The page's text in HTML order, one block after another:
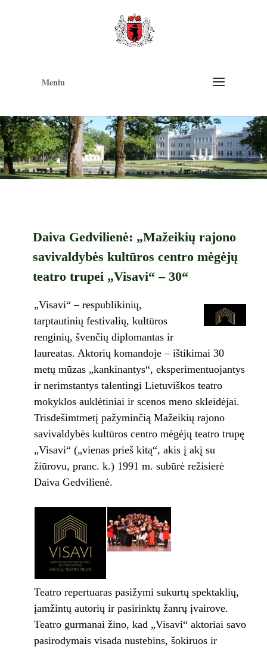
Meniu
Daiva Gedvilienė: „Mažeikių rajono
savivaldybės kultūros centro mėgėjų
teatro trupei „Visavi“ – 30“
„Visavi“ – respublikinių,
tarptautinių festivalių, kultūros
renginių, švenčių diplomantas ir
laureatas. Aktorių komandoje – ištikimai 30
metų mūzas „kankinantys“, eksperimentuojantys
ir nerimstantys talentingi Lietuviškos teatro
mokyklos auklėtiniai ir scenos meno skleidėjai.
Trisdešimtmetį pažyminčią Mažeikių rajono
savivaldybės kultūros centro mėgėjų teatro trupę
„Visavi“ („vienas prieš kitą“, akis į akį su
žiūrovu, pranc. k.) 1991 m. subūrė režisierė
Daiva Gedvilienė.
Teatro repertuaras pasižymi sukurtų spektaklių,
įamžintų autorių ir pasirinktų žanrų įvairove.
Teatro gurmanai žino, kad „Visavi“ aktoriai savo
pasirodymais visada nustebins, šokiruos ir